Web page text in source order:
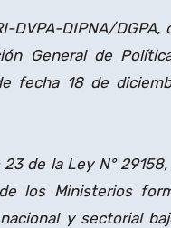
DVPA-DIPNA/
General de
de fecha 18 de
de la Ley N°
los Ministerios
y sectorial